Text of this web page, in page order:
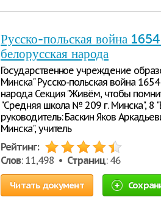
Русско-польская война
белорусская народа
Государственное учреждение
Минска" Русско-польская война
народа Секция "Живём, чтобы
"Средняя школа № 209 г. Минска", 8
руководитель: Баскин Яков
Минска", учитель
Рейтинг:
Слов: 11,498 • Страниц: 46
Читать документ